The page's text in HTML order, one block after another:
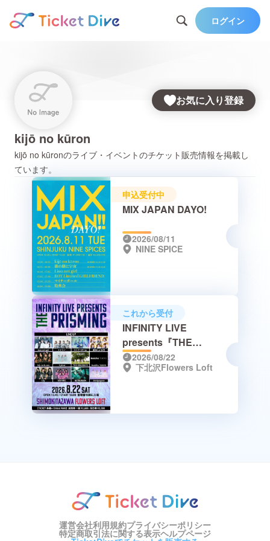
ログイン
お気に入り登録
kijō no kūron
kijō no kūronのライブ・イベントのチケット販売情報を掲載し
ています。
申込受付中
MIX JAPAN DAYO!
2026/08/11
NINE SPICE
これから受付
INFINITY LIVE
presents『THE
PRISMING』
2026/08/22
下北沢Flowers Loft
運営会社利用規約プライバシーポリシー
特定商取引法に関する表示ヘルプページ